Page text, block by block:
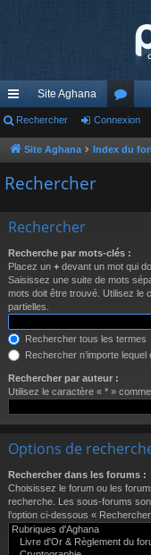
cc
ès
ra
de
Site Aghana
or
u
Rechercher Connexion
Site Aghana Index du
Rechercher
Rechercher
Recherche par mots-clés :
Placez un + devant un mot qui
Saisissez une suite de mots
mots doit être trouvé. Utilisez le
partielles.
Rechercher tous les termes
Rechercher n’importe
Rechercher par auteur :
Utilisez le caractère « * »
Options de
Rechercher dans les forums :
Choisissez le forum ou les
recherche. Les sous-forums
l’option ci-dessous «